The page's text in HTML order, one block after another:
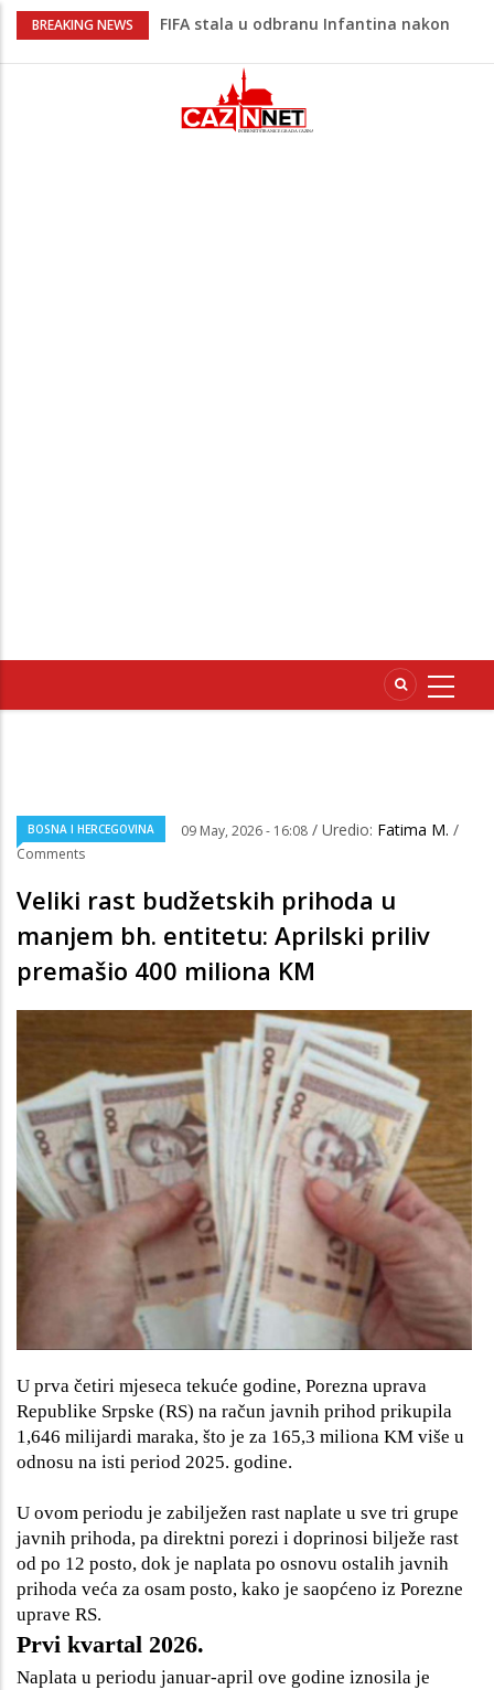
BREAKING NEWS
FIFA stala u odbranu Infantina nakon
Zašto se Real Madrid ovog ljeta ne
priprema u Sjedinjenim Državama
Evo kakvo vrijeme očekuje Krajinu danas
BOSNA I HERCEGOVINA 09 May, 2026 - 16:08 / Uredio: Fatima M. /
Comments
Veliki rast budžetskih prihoda u
manjem bh. entitetu: Aprilski priliv
premašio 400 miliona KM
U prva četiri mjeseca tekuće godine, Porezna uprava
Republike Srpske (RS) na račun javnih prihod prikupila
1,646 milijardi maraka, što je za 165,3 miliona KM više u
odnosu na isti period 2025. godine.
U ovom periodu je zabilježen rast naplate u sve tri grupe
javnih prihoda, pa direktni porezi i doprinosi bilježe rast
od po 12 posto, dok je naplata po osnovu ostalih javnih
prihoda veća za osam posto, kako je saopćeno iz Porezne
uprave RS.
Prvi kvartal 2026.
Naplata u periodu januar-april ove godine iznosila je